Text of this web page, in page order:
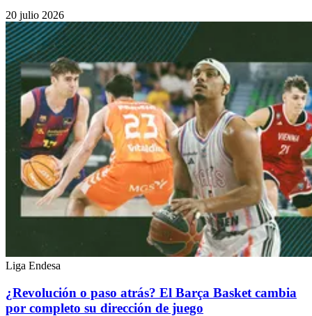
20 julio 2026
Liga Endesa
¿Revolución o paso atrás? El Barça Basket cambia
por completo su dirección de juego